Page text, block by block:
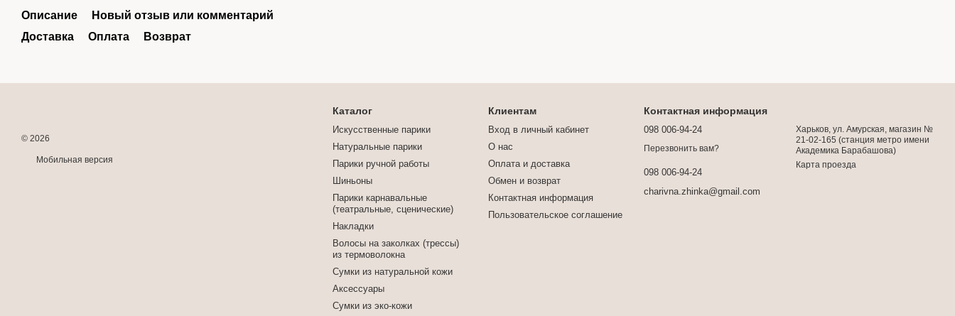
Описание
Новый отзыв или комментарий
Доставка
Оплата Возврат
© 2026
Мобильная версия
Каталог
Искусственные парики
Натуральные парики
Парики ручной работы
Шиньоны
Парики карнавальные
(театральные, сценические)
Накладки
Волосы на заколках (трессы)
из термоволокна
Сумки из натуральной кожи
Аксессуары
Сумки из эко-кожи
Клиентам
Вход в личный кабинет
О нас
Оплата и доставка
Обмен и возврат
Контактная информация
Пользовательское соглашение
Контактная информация
098 006-94-24
Перезвонить вам?
098 006-94-24
charivna.zhinka@gmail.com
Харьков, ул. Амурская, магазин №
21-02-165 (станция метро имени
Академика Барабашова)
Карта проезда